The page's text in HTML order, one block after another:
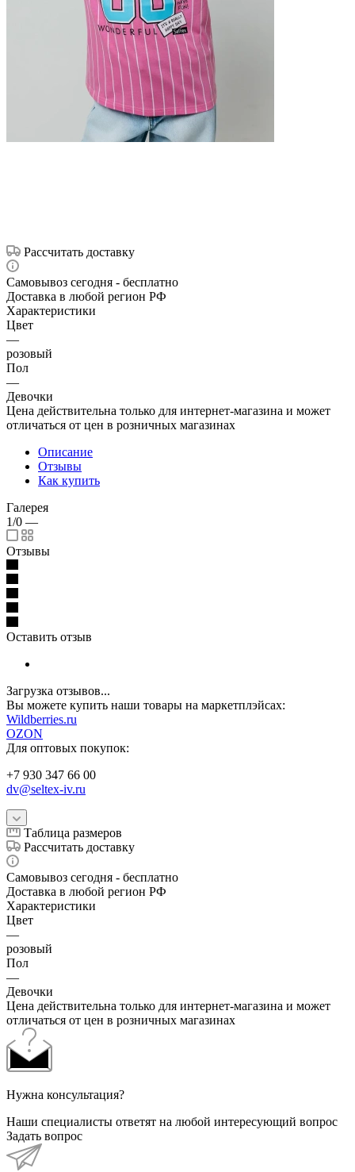
Рассчитать доставку
Самовывоз сегодня - бесплатно
Доставка в любой регион РФ
Характеристики
Цвет
—
розовый
Пол
—
Девочки
Цена действительна только для интернет-магазина и может
отличаться от цен в розничных магазинах
Описание
Отзывы
Как купить
Галерея
1/0 —
Отзывы
Оставить отзыв
Загрузка отзывов...
Вы можете купить наши товары на маркетплэйсах:
Wildberries.ru
OZON
Для оптовых покупок:
+7 930 347 66 00
dv@seltex-iv.ru
Таблица размеров
Рассчитать доставку
Самовывоз сегодня - бесплатно
Доставка в любой регион РФ
Характеристики
Цвет
—
розовый
Пол
—
Девочки
Цена действительна только для интернет-магазина и может
отличаться от цен в розничных магазинах
Нужна консультация?
Наши специалисты ответят на любой интересующий вопрос
Задать вопрос